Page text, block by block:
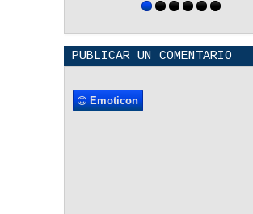
PUBLICAR UN COMENTARIO
Emoticon